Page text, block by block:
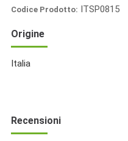
Codice Prodotto: ITSP0815
Spezie
Origine
Italia
Recensioni